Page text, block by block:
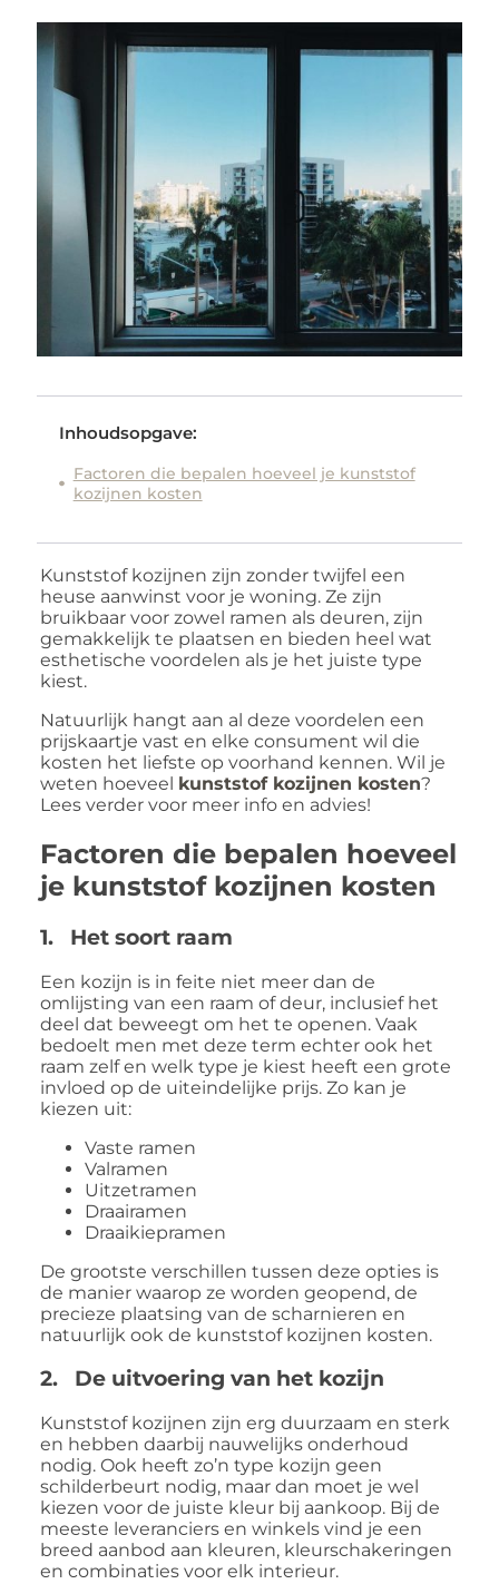
Inhoudsopgave:
Factoren die bepalen hoeveel je kunststof
kozijnen kosten
Kunststof kozijnen zijn zonder twijfel een
heuse aanwinst voor je woning. Ze zijn
bruikbaar voor zowel ramen als deuren, zijn
gemakkelijk te plaatsen en bieden heel wat
esthetische voordelen als je het juiste type
kiest.
Natuurlijk hangt aan al deze voordelen een
prijskaartje vast en elke consument wil die
kosten het liefste op voorhand kennen. Wil je
weten hoeveel kunststof kozijnen kosten?
Lees verder voor meer info en advies!
Factoren die bepalen hoeveel
je kunststof kozijnen kosten
1. Het soort raam
Een kozijn is in feite niet meer dan de
omlijsting van een raam of deur, inclusief het
deel dat beweegt om het te openen. Vaak
bedoelt men met deze term echter ook het
raam zelf en welk type je kiest heeft een grote
invloed op de uiteindelijke prijs. Zo kan je
kiezen uit:
Vaste ramen
Valramen
Uitzetramen
Draairamen
Draaikiepramen
De grootste verschillen tussen deze opties is
de manier waarop ze worden geopend, de
precieze plaatsing van de scharnieren en
natuurlijk ook de kunststof kozijnen kosten.
2. De uitvoering van het kozijn
Kunststof kozijnen zijn erg duurzaam en sterk
en hebben daarbij nauwelijks onderhoud
nodig. Ook heeft zo’n type kozijn geen
schilderbeurt nodig, maar dan moet je wel
kiezen voor de juiste kleur bij aankoop. Bij de
meeste leveranciers en winkels vind je een
breed aanbod aan kleuren, kleurschakeringen
en combinaties voor elk interieur.